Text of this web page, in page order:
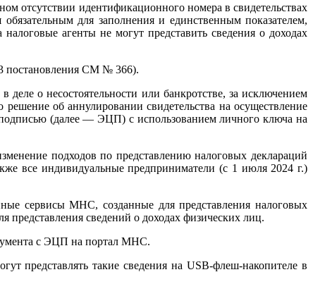
отсутствии идентификационного номера в свидетельствах
для заполнения и единственным показателем,
агенты не могут представить сведения о доходах
3 постановления СМ № 366).
о несостоятельности или банкротстве, за исключением
об аннулировании свидетельства на осуществление
подписью (далее — ЭЦП) с использованием личного ключа на
подходов по представлению налоговых деклараций
все индивидуальные предприниматели (с 1 июля 2024 г.)
сервисы МНС, созданные для представления налоговых
сведений о доходах физических лиц.
с ЭЦП на портал МНС.
представлять такие сведения на USB-флеш-накопителе в